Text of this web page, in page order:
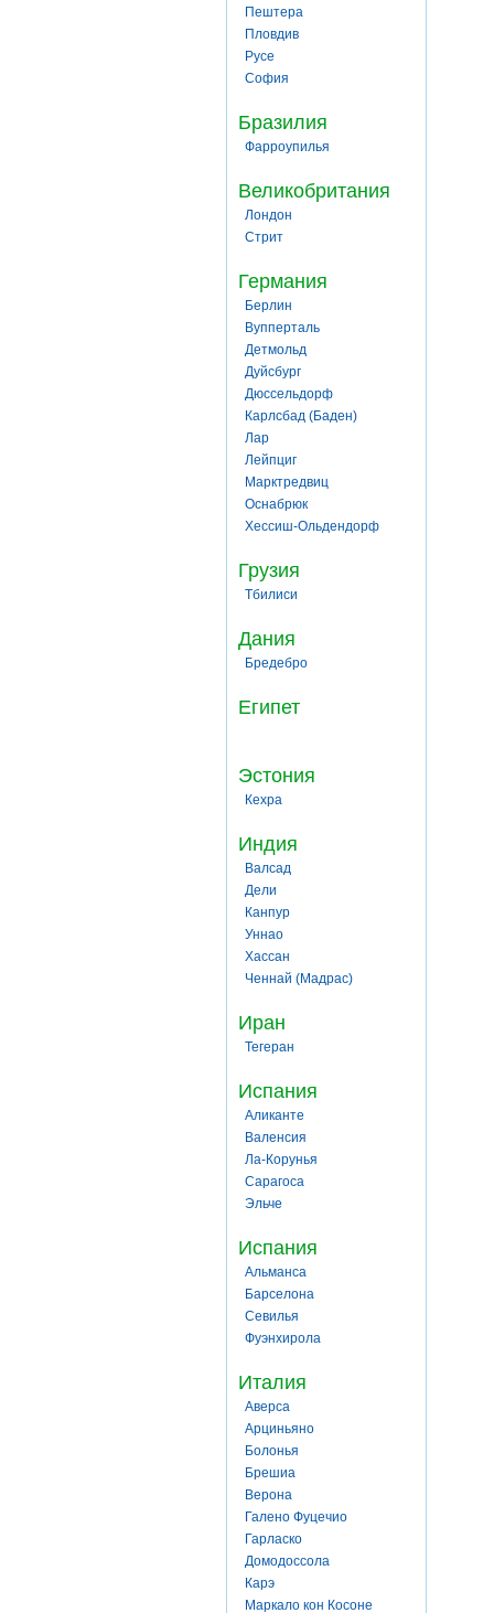
Пештера
Пловдив
Русе
София
Бразилия
Фарроупилья
Великобритания
Лондон
Стрит
Германия
Берлин
Вупперталь
Детмольд
Дуйсбург
Дюссельдорф
Карлсбад (Баден)
Лар
Лейпциг
Марктредвиц
Оснабрюк
Хессиш-Ольдендорф
Грузия
Тбилиси
Дания
Бредебро
Египет
Эстония
Кехра
Индия
Валсад
Дели
Канпур
Уннао
Хассан
Ченнай (Мадрас)
Иран
Тегеран
Испания
Аликанте
Валенсия
Ла-Корунья
Сарагоса
Эльче
Испания
Альманса
Барселона
Севилья
Фуэнхирола
Италия
Аверса
Арциньяно
Болонья
Брешиа
Верона
Галено Фуцечио
Гарласко
Домодоссола
Карэ
Маркало кон Косоне